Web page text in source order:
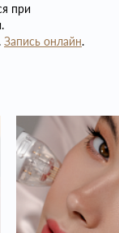
при
Запись онлайн.